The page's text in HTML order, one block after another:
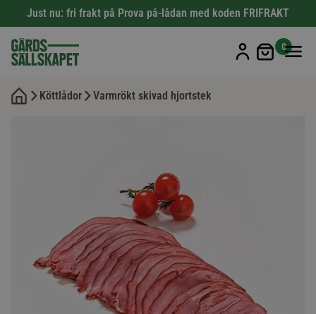
Just nu: fri frakt på Prova på-lådan med koden FRIFRAKT
Min
0
Köttlådor Varmrökt skivad hjortstek